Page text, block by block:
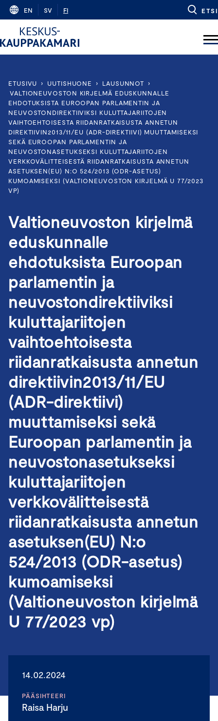
Skip
content
EN SV FI ETSI
ETUSIVU › UUTISHUONE › LAUSUNNOT
›
VALTIONEUVOSTON KIRJELMÄ EDUSKUNNALLE
EHDOTUKSISTA EUROOPAN PARLAMENTIN JA
NEUVOSTONDIREKTIIVIKSI KULUTTAJARIITOJEN
VAIHTOEHTOISESTA RIIDANRATKAISUSTA ANNETUN
DIREKTIIVIN2013/11/EU (ADR-DIREKTIIVI) MUUTTAMISEKSI
SEKÄ EUROOPAN PARLAMENTIN JA
NEUVOSTONASETUKSEKSI KULUTTAJARIITOJEN
VERKKOVÄLITTEISESTÄ RIIDANRATKAISUSTA ANNETUN
ASETUKSEN(EU) N:O 524/2013 (ODR-ASETUS)
KUMOAMISEKSI (VALTIONEUVOSTON KIRJELMÄ U 77/2023
VP)
Valtioneuvoston kirjelmä
eduskunnalle
ehdotuksista Euroopan
parlamentin ja
neuvostondirektiiviksi
kuluttajariitojen
vaihtoehtoisesta
riidanratkaisusta annetun
direktiivin2013/11/EU
(ADR-direktiivi)
muuttamiseksi sekä
Euroopan parlamentin ja
neuvostonasetukseksi
kuluttajariitojen
verkkovälitteisestä
riidanratkaisusta annetun
asetuksen(EU) N:o
524/2013 (ODR-asetus)
kumoamiseksi
(Valtioneuvoston kirjelmä
U 77/2023 vp)
14.02.2024
PÄÄSIHTEERI
Raisa Harju